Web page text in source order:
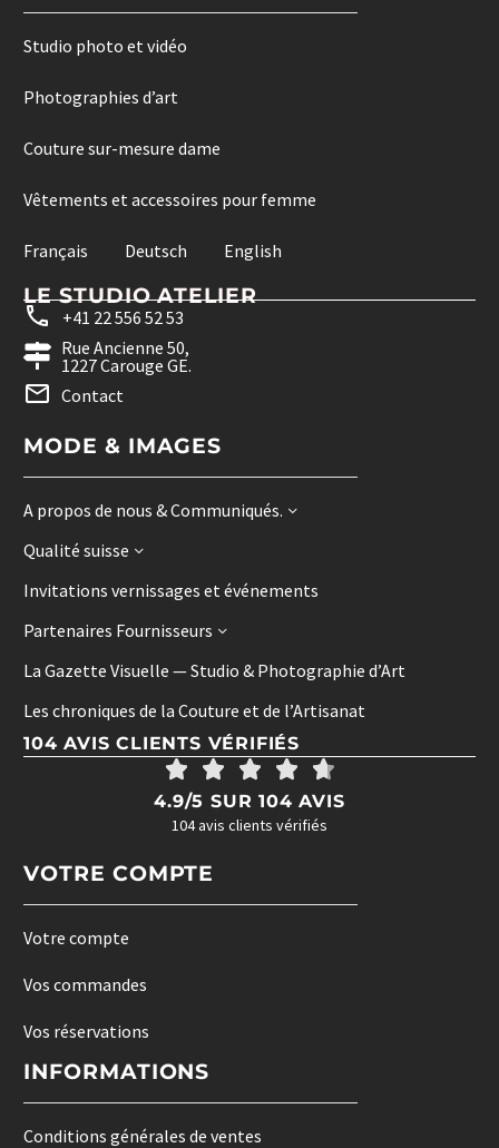
Studio photo et vidéo
Photographies d’art
Couture sur-mesure dame
Vêtements et accessoires pour femme
Français Deutsch English
LE STUDIO ATELIER
+41 22 556 52 53
Rue Ancienne 50,
1227 Carouge GE.
Contact
MODE & IMAGES
A propos de nous & Communiqués.
Qualité suisse
Invitations vernissages et événements
Partenaires Fournisseurs
La Gazette Visuelle — Studio & Photographie d’Art
Les chroniques de la Couture et de l’Artisanat
104 AVIS CLIENTS VÉRIFIÉS
4.9/5 SUR 104 AVIS
104 avis clients vérifiés
VOTRE COMPTE
Votre compte
Vos commandes
Vos réservations
INFORMATIONS
Conditions générales de ventes